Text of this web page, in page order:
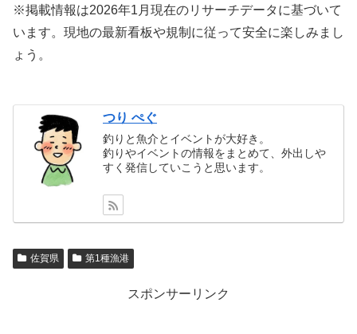
※掲載情報は2026年1月現在のリサーチデータに基づいて
います。現地の最新看板や規制に従って安全に楽しみまし
ょう。
つり ぺぐ
釣りと魚介とイベントが大好き。
釣りやイベントの情報をまとめて、外出しや
すく発信していこうと思います。
佐賀県 第1種漁港
スポンサーリンク